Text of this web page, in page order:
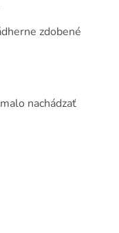
zdobené
nachádzať